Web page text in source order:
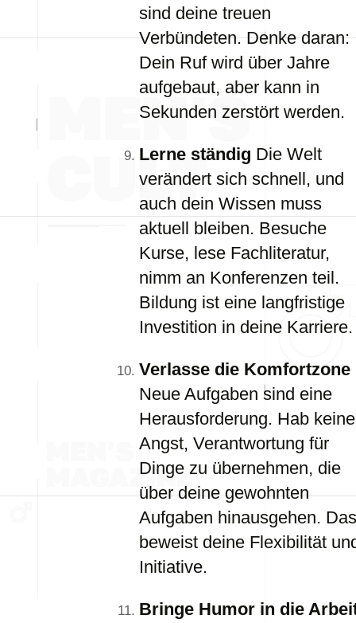
sind deine treuen
Verbündeten. Denke daran:
Dein Ruf wird über Jahre
aufgebaut, aber kann in
Sekunden zerstört werden.
Lerne ständig Die Welt
verändert sich schnell, und
auch dein Wissen muss
aktuell bleiben. Besuche
Kurse, lese Fachliteratur,
nimm an Konferenzen teil.
Bildung ist eine langfristige
Investition in deine Karriere.
Verlasse die Komfortzone
Neue Aufgaben sind eine
Herausforderung. Hab keine
Angst, Verantwortung für
Dinge zu übernehmen, die
über deine gewohnten
Aufgaben hinausgehen. Das
beweist deine Flexibilität
Initiative.
Bringe Humor in die